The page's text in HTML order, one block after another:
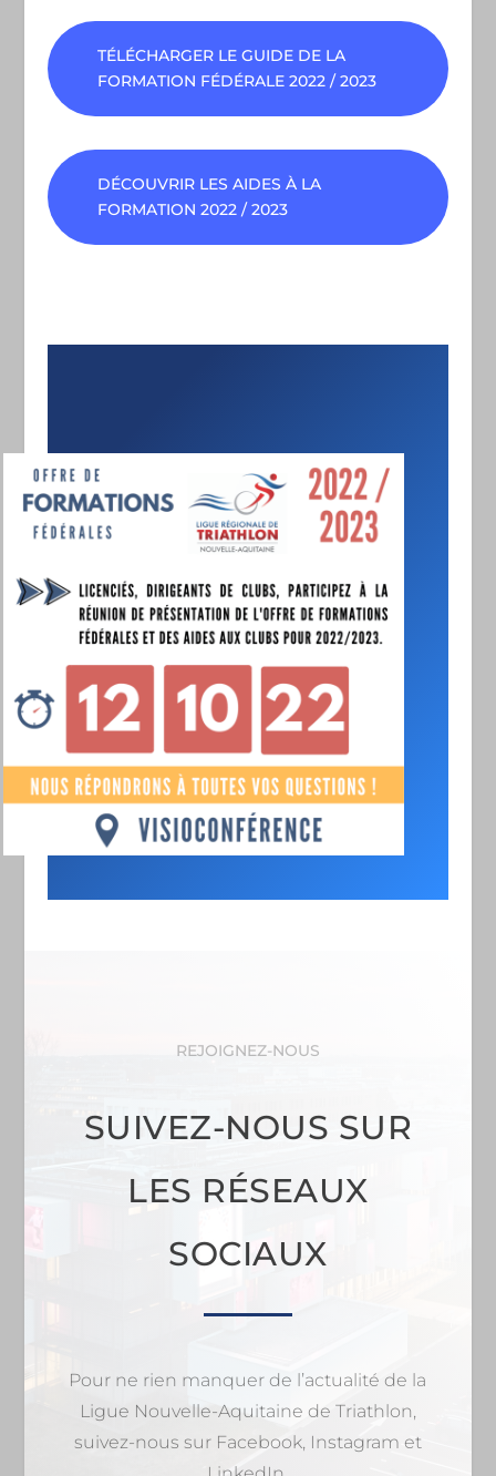
TÉLÉCHARGER LE GUIDE DE LA
FORMATION FÉDÉRALE 2022 / 2023
DÉCOUVRIR LES AIDES À LA
FORMATION 2022 / 2023
REJOIGNEZ-NOUS
SUIVEZ-NOUS SUR
LES RÉSEAUX
SOCIAUX
Pour ne rien manquer de l’actualité de la
Ligue Nouvelle-Aquitaine de Triathlon,
suivez-nous sur Facebook, Instagram et